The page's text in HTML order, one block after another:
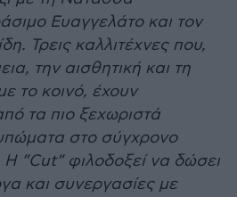
Ευαγγελάτο και τον
Τρεις καλλιτέχνες που,
την αισθητική και τη
το κοινό, έχουν
τα πιο ξεχωριστά
στο σύγχρονο
Η ”Cut” φιλοδοξεί να δώσει
και συνεργασίες με